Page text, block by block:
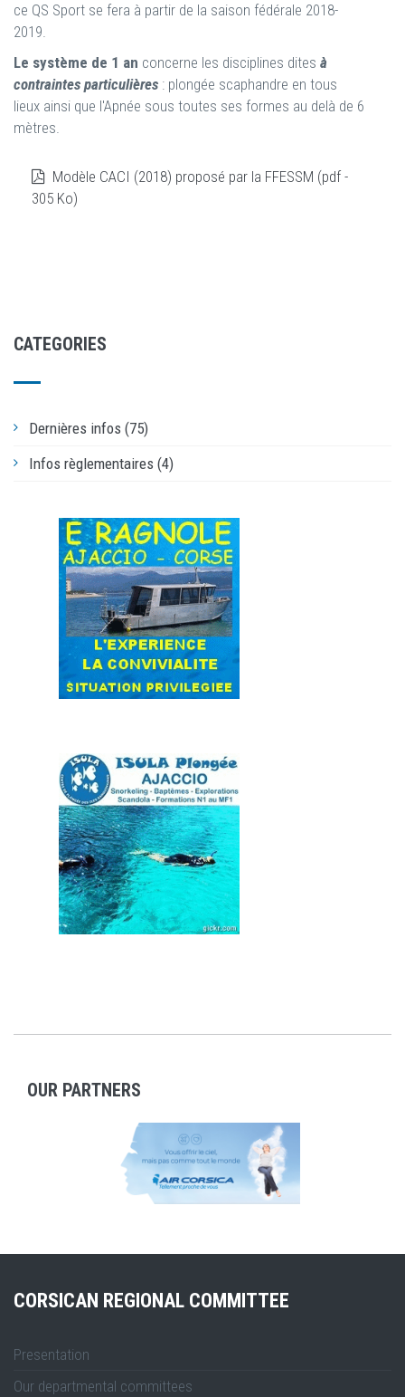
ce QS Sport se fera à partir de la saison fédérale 2018-
2019.
Le système de 1 an concerne les disciplines dites à
contraintes particulières : plongée scaphandre en tous
lieux ainsi que l'Apnée sous toutes ses formes au delà de 6
mètres.
Modèle CACI (2018) proposé par la FFESSM (pdf -
305 Ko)
CATEGORIES
Dernières infos (75)
Infos règlementaires (4)
OUR PARTNERS
CORSICAN REGIONAL COMMITTEE
Presentation
Our departmental committees